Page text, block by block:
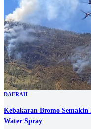
DAERAH
Kebakaran Bromo
Water Spray